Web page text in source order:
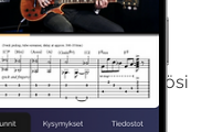
sisältömme käyttöösi